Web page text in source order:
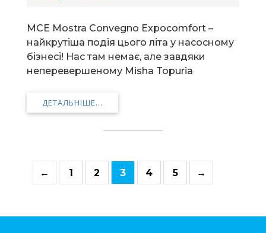
MCE Mostra Convegno Expocomfort –
найкрутіша подія цього літа у насосному
бізнесі! Нас там немає, але завдяки
неперевершеному Misha Topuria
ДЕТАЛЬНІШЕ...
← 1 2 3 4 5 →